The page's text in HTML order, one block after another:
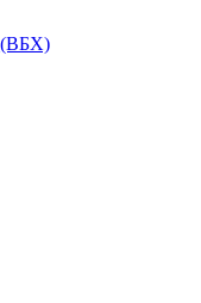
(ВБХ)